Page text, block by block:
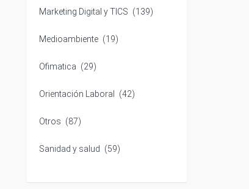
Marketing Digital y TICS (139)
Medioambiente (19)
Ofimatica (29)
Orientación Laboral (42)
Otros (87)
Sanidad y salud (59)